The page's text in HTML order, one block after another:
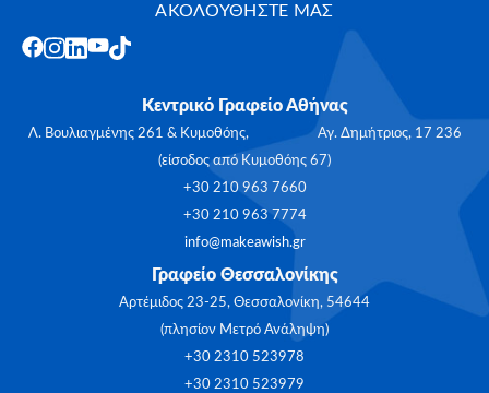
ΑΚΟΛΟΥΘΗΣΤΕ ΜΑΣ
Κεντρικό Γραφείο Αθήνας
Λ. Βουλιαγμένης 261 & Κυμοθόης, Αγ. Δημήτριος, 17 236
(είσοδος από Κυμοθόης 67)
+30 210 963 7660
+30 210 963 7774
info@makeawish.gr
Γραφείο Θεσσαλονίκης
Αρτέμιδος 23-25, Θεσσαλονίκη, 54644
(πλησίον Μετρό Ανάληψη)
+30 2310 523978
+30 2310 523979